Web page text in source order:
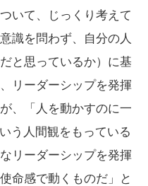
いて、じっくり考えて
識を問わず、自分の人
と思っているか）に基
リーダーシップを発揮
、「人を動かすのに一
う人間観をもっている
リーダーシップを発揮
命感で動くものだ」と